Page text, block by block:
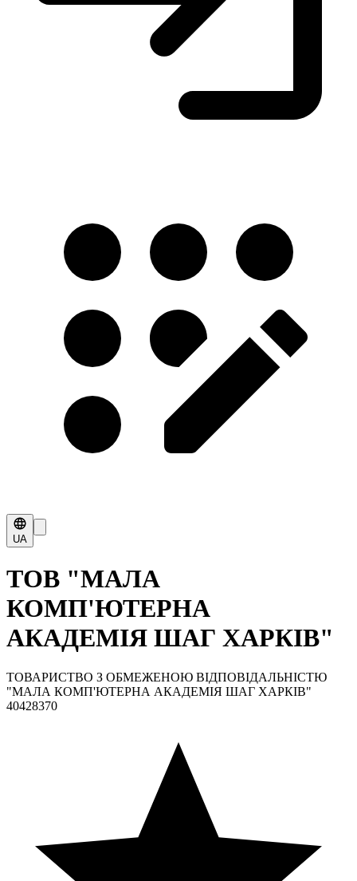
UA
ТОВ "МАЛА
КОМП'ЮТЕРНА
АКАДЕМІЯ ШАГ ХАРКІВ"
ТОВАРИСТВО З ОБМЕЖЕНОЮ ВІДПОВІДАЛЬНІСТЮ
"МАЛА КОМП'ЮТЕРНА АКАДЕМІЯ ШАГ ХАРКІВ"
40428370